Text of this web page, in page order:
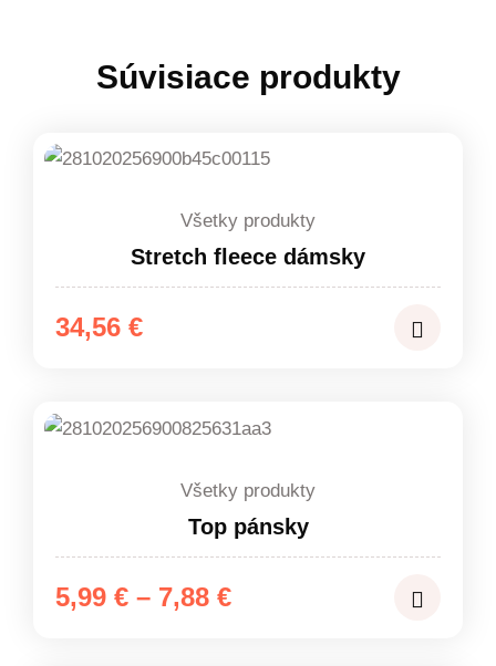
Súvisiace produkty
Všetky produkty
Stretch fleece dámsky
34,56 €
Všetky produkty
Top pánsky
5,99 € – 7,88 €Price